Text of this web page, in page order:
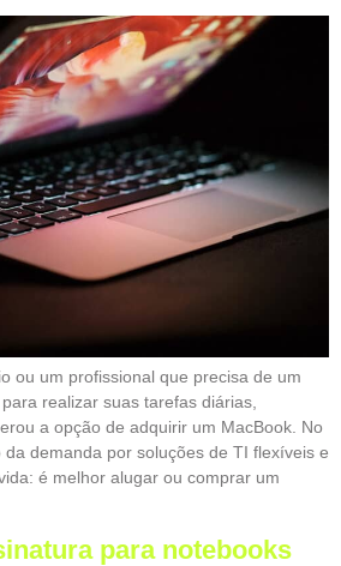
ou um profissional que precisa de um
realizar suas tarefas diárias,
a opção de adquirir um MacBook. No
demanda por soluções de TI flexíveis e
é melhor alugar ou comprar um
para notebooks